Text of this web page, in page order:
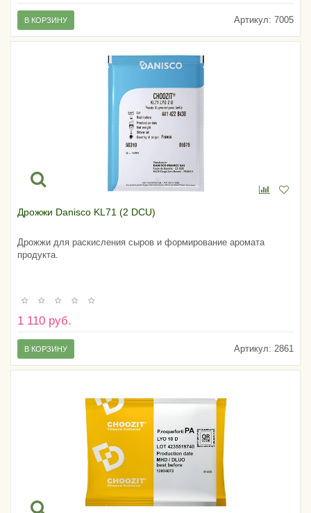
Артикул: 7005
В КОРЗИНУ
Дрожжи Danisco KL71 (2 DCU)
Дрожжи для раскисления сыров и формирование аромата
продукта.
1 110 руб.
Артикул: 2861
В КОРЗИНУ